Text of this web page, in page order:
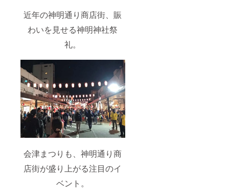
近年の神明通り商店街、賑
わいを見せる神明神社祭
礼。
会津まつりも、神明通り商
店街が盛り上がる注目のイ
ベント。